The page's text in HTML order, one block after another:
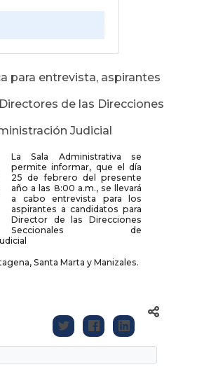
para entrevista, aspirantes
de las Direcciones
Judicial
La Sala Administrativa se
permite informar, que el día
25 de febrero del presente
año a las 8:00 a.m., se llevará
a cabo entrevista para los
aspirantes a candidatos para
Director de las Direcciones
Seccionales de
Santa Marta y Manizales.